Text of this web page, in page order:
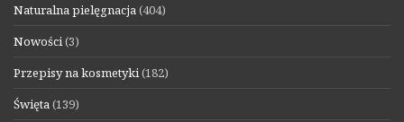
Naturalna pielęgnacja(404)
Nowości(3)
Przepisy na kosmetyki(182)
Święta(139)